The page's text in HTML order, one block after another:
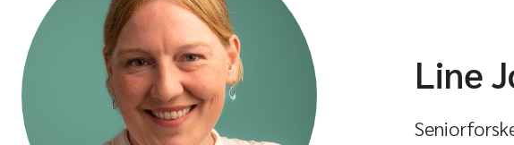
Line